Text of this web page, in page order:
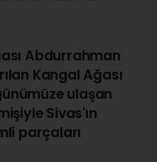
Abdurrahman
Kangal Ağası
ulaşan
Sivas'ın
parçaları